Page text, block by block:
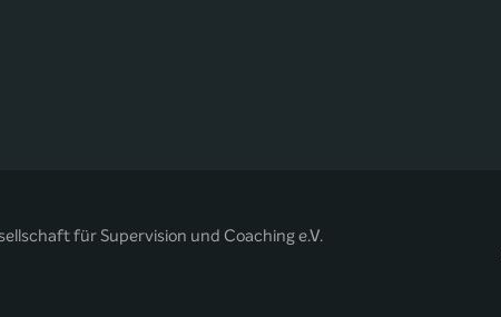
für Supervision und Coaching e.V.